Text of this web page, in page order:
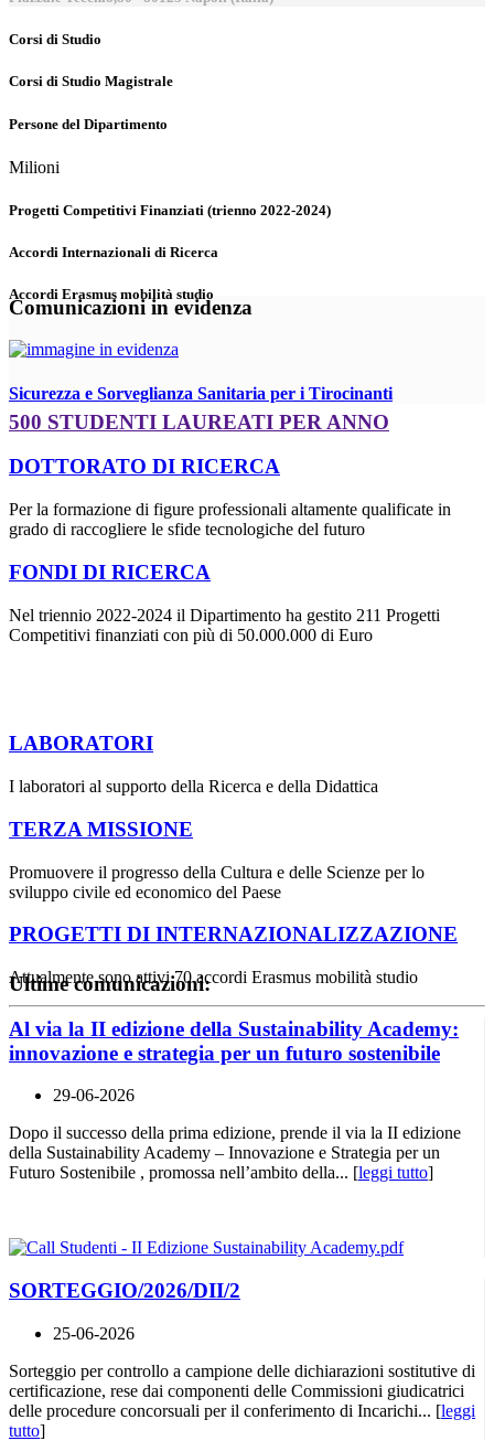
Corsi di Studio
Corsi di Studio Magistrale
Persone del Dipartimento
Milioni
Progetti Competitivi Finanziati (trienno 2022-2024)
Accordi Internazionali di Ricerca
Accordi Erasmus mobilità studio
Comunicazioni in evidenza
Sicurezza e Sorveglianza Sanitaria per i Tirocinanti
500 STUDENTI LAUREATI PER ANNO
DOTTORATO DI RICERCA
Per la formazione di figure professionali altamente qualificate in
grado di raccogliere le sfide tecnologiche del futuro
FONDI DI RICERCA
Nel triennio 2022-2024 il Dipartimento ha gestito 211 Progetti
Competitivi finanziati con più di 50.000.000 di Euro
LABORATORI
I laboratori al supporto della Ricerca e della Didattica
TERZA MISSIONE
Promuovere il progresso della Cultura e delle Scienze per lo
sviluppo civile ed economico del Paese
PROGETTI DI INTERNAZIONALIZZAZIONE
Attualmente sono attivi 70 accordi Erasmus mobilità studio
Ultime comunicazioni:
Al via la II edizione della Sustainability Academy:
innovazione e strategia per un futuro sostenibile
29-06-2026
Dopo il successo della prima edizione, prende il via la II edizione
della Sustainability Academy – Innovazione e Strategia per un
Futuro Sostenibile , promossa nell’ambito della... [leggi tutto]
SORTEGGIO/2026/DII/2
25-06-2026
Sorteggio per controllo a campione delle dichiarazioni sostitutive di
certificazione, rese dai componenti delle Commissioni giudicatrici
delle procedure concorsuali per il conferimento di Incarichi... [leggi
tutto]